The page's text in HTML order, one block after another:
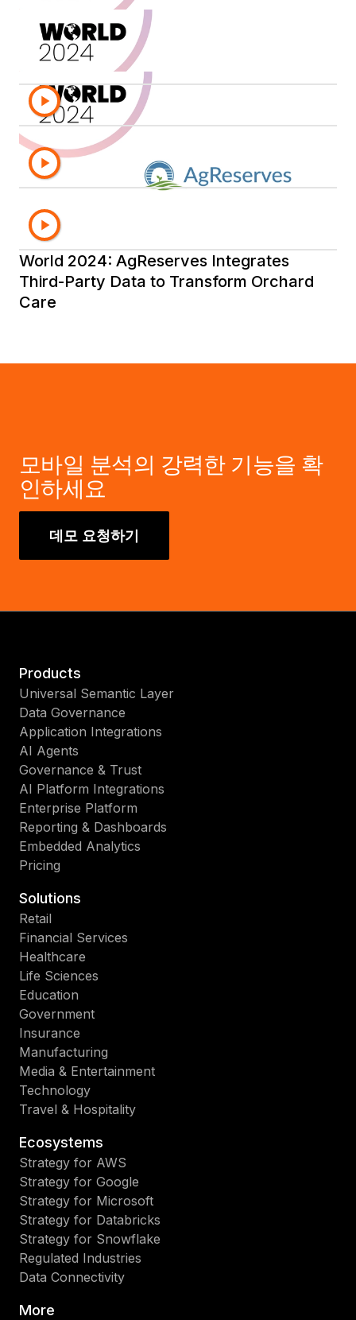
화시킬 수 있는지 알아보세요
Small Screen, Big Data: Why Mobile
Analytics Matter
World 2024: Bayer Delivers Mobile
Analytics at Scale & Pilots AI with
MicroStrategy Cloud
Transformed Store Operations with
Interactive Reporting
World 2024: AgReserves Integrates
Third-Party Data to Transform Orchard
Care
모바일 분석의 강력한 기능을 확
인하세요
데모 요청하기
Products
Universal Semantic Layer
Data Governance
Application Integrations
AI Agents
Governance & Trust
AI Platform Integrations
Enterprise Platform
Reporting & Dashboards
Embedded Analytics
Pricing
Solutions
Retail
Financial Services
Healthcare
Life Sciences
Education
Government
Insurance
Manufacturing
Media & Entertainment
Technology
Travel & Hospitality
Ecosystems
Strategy for AWS
Strategy for Google
Strategy for Microsoft
Strategy for Databricks
Strategy for Snowflake
Regulated Industries
Data Connectivity
More